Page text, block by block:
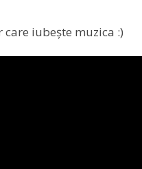
care iubește muzica :)